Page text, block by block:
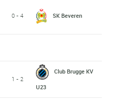
0 - 4
SK Beveren
1 - 2
Club Brugge KV
U23